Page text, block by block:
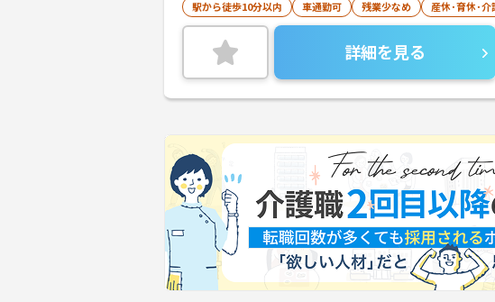
駅から徒歩10分以内 車通勤可 残業少なめ 産休･育休･介
詳細を見る